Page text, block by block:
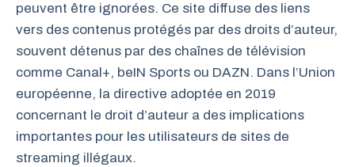
peuvent être ignorées. Ce site diffuse des liens
vers des contenus protégés par des droits d’auteur,
souvent détenus par des chaînes de télévision
comme Canal+, beIN Sports ou DAZN. Dans l’Union
européenne, la directive adoptée en 2019
concernant le droit d’auteur a des implications
importantes pour les utilisateurs de sites de
streaming illégaux.